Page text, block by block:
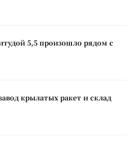
5,5 произошло рядом с
крылатых ракет и склад